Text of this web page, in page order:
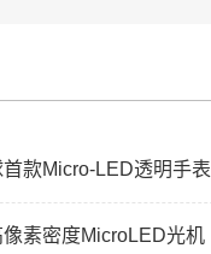
款Micro-LED透明手表
素密度MicroLED光机